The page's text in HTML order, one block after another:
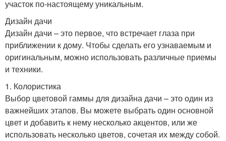
участок по-настоящему уникальным.
Дизайн дачи
Дизайн дачи – это первое, что встречает глаза при
приближении к дому. Чтобы сделать его узнаваемым и
оригинальным, можно использовать различные приемы
и техники.
1. Колористика
Выбор цветовой гаммы для дизайна дачи – это один из
важнейших этапов. Вы можете выбрать один основной
цвет и добавить к нему несколько акцентов, или же
использовать несколько цветов, сочетая их между собой.